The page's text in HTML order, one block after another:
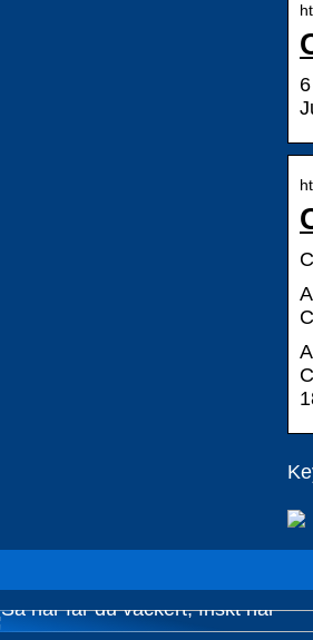
Så här får du vackert, friskt hår